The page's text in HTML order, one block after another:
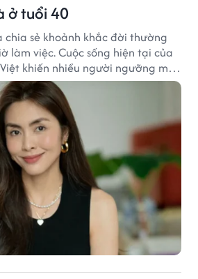
ở tuổi 40
chia sẻ khoảnh khắc đời thường
làm việc. Cuộc sống hiện tại của
khiến nhiều người ngưỡng mộ
rời xa ánh đèn sân khấu.